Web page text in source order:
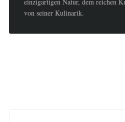
von seiner Kulinarik.